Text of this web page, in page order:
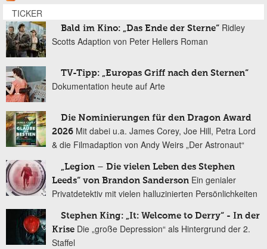
TICKER
Bald im Kino: „Das Ende der Sterne“ Ridley
Scotts Adaption von Peter Hellers Roman
TV-Tipp: „Europas Griff nach den Sternen“
Dokumentation heute auf Arte
Die Nominierungen für den Dragon Award
2026 Mit dabei u.a. James Corey, Joe Hill, Petra Lord
& die Filmadaption von Andy Weirs „Der Astronaut“
„Legion – Die vielen Leben des Stephen
Leeds“ von Brandon Sanderson Ein genialer
Privatdetektiv mit vielen halluzinierten Persönlichkeiten
Stephen King: „It: Welcome to Derry“ - In der
Krise Die „große Depression“ als Hintergrund der 2.
Staffel